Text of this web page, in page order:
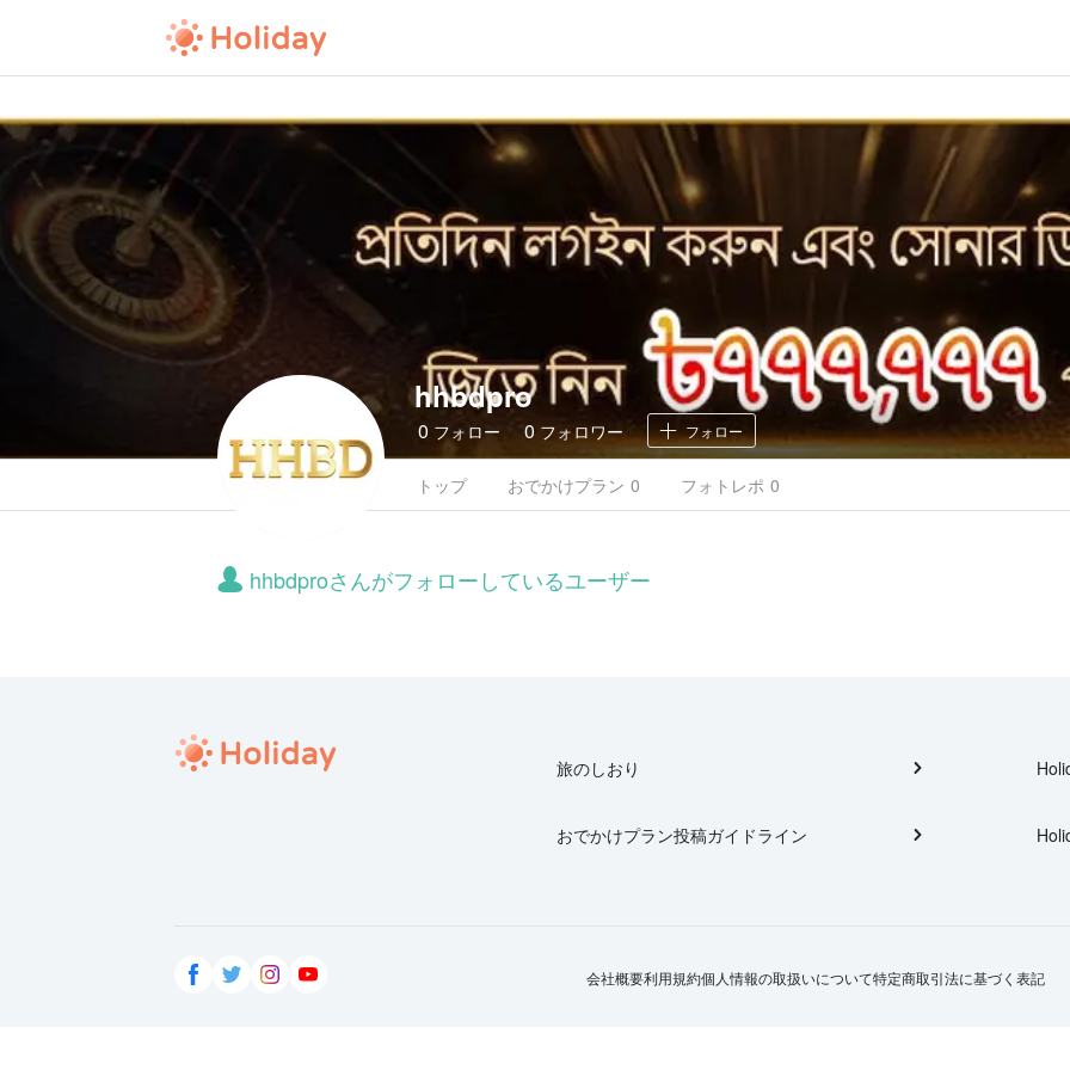
hhbdpro
0 フォロー 0 フォロワー フォロー
トップ おでかけプラン 0 フォトレポ 0
hhbdproさんがフォローしているユーザー
旅のしおり
おでかけプラン投稿ガイドライン
会社概要利用規約個人情報の取扱いについて特定商取引法に基づく表記